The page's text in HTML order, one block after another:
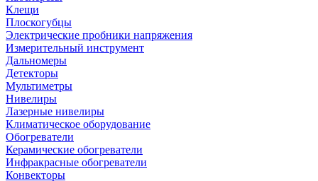
Клещи
Плоскогубцы
Электрические пробники напряжения
Измерительный инструмент
Дальномеры
Детекторы
Мультиметры
Нивелиры
Лазерные нивелиры
Климатическое оборудование
Обогреватели
Керамические обогреватели
Инфракрасные обогреватели
Конвекторы